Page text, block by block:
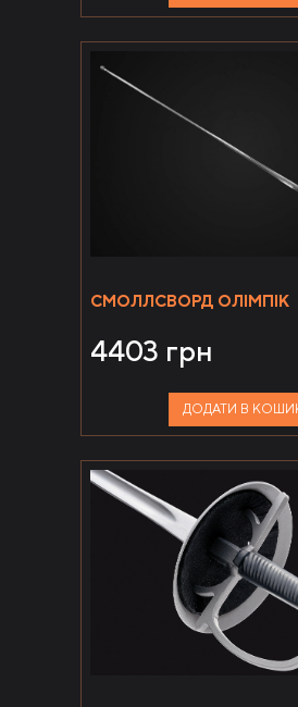
СМОЛЛСВОРД ОЛІМПІК
4403 грн
ДОДАТИ В